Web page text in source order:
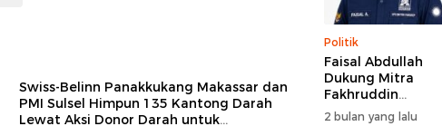
Swiss-Belinn Panakkukang Makassar dan
PMI Sulsel Himpun 135 Kantong Darah
Lewat Aksi Donor Darah untuk
Politik
Faisal Abdullah
Dukung Mitra
Fakhruddin
Nahkodai BM PAN
Periode 2026-2031
2 bulan yang lalu